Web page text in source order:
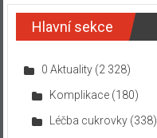
Hlavní sekce
0 Aktuality(2 328)
Komplikace(180)
Léčba cukrovky(338)